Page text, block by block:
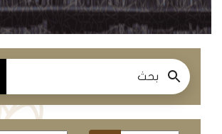
الدروس
والمحاضرات
الدروس
ومحاضرات